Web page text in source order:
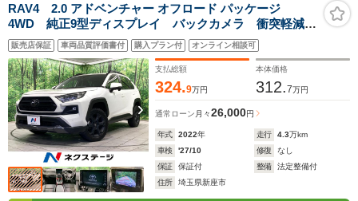
RAV4 2.0 アドベンチャー オフロード パッケージ
4WD 純正9型ディスプレイ バックカメラ 衝突軽減
デジタルインナーミラー BSM ETC シートベンチレ
ーション パワーシート LEDヘッドライト＆フォグラ
イト フルセグTV クリアランスソナー
販売店保証 車両品質評価書付 購入プラン付 オンライン相談可
支払総額
324.9万円
本体価格
312.7万円
通常ローン 月々26,000円
年式 2022年 走行 4.3万km
車検
'27/10 修復
なし
保証
保証付 整備
法定整備付
住所
埼玉県新座市